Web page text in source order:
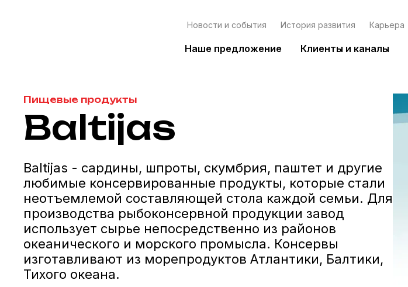
Новости и события История развития Карьера
Наше предложение Клиенты и каналы
Пищевые продукты
Baltijas
Baltijas - сардины, шпроты, скумбрия, паштет и другие
любимые консервированные продукты, которые стали
неотъемлемой составляющей стола каждой семьи. Для
производства рыбоконсервной продукции завод
использует сырье непосредственно из районов
океанического и морского промысла. Консервы
изготавливают из морепродуктов Атлантики, Балтики,
Тихого океана.